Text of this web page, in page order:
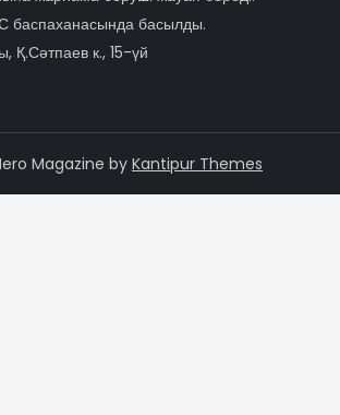
баспаханасында басылды.
Қ.Сәтпаев к., 15-үй
Magazine by Kantipur Themes